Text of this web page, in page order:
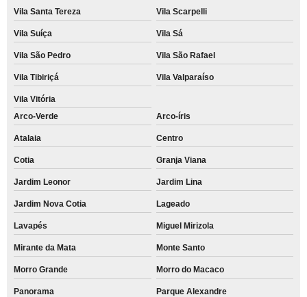
Vila Santa Tereza Vila Scarpelli
Vila Suíça Vila Sá
Vila São Pedro Vila São Rafael
Vila Tibiriçá Vila Valparaíso
Vila Vitória
Arco-Verde
Arco-íris
Atalaia Centro
Cotia Granja Viana
Jardim Leonor Jardim Lina
Jardim Nova Cotia Lageado
Lavapés Miguel Mirizola
Mirante da Mata Monte Santo
Morro Grande Morro do Macaco
Panorama Parque Alexandre